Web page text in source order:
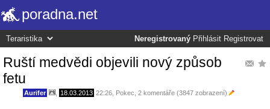
poradna.net
Neregistrovaný Přihlásit Registrovat
Ruští medvědi objevili nový způsob
fetu
Aurifer 18.03.2013 22:26 Pokec , 2 komentáře (3847 zobrazení)